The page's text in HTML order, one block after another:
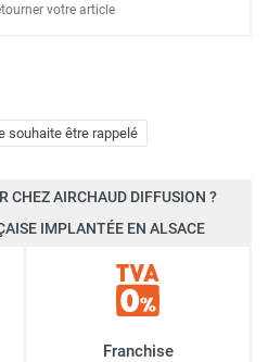
souhaite être rappelé
votre article
CHEZ AIRCHAUD DIFFUSION ?
IMPLANTÉE EN ALSACE
Franchise